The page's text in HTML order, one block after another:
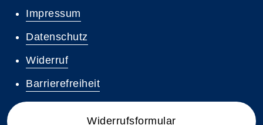
Impressum
Datenschutz
Widerruf
Barrierefreiheit
Widerrufsformular